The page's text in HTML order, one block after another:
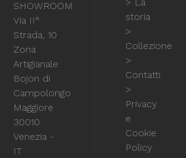
SHOWROOM
Via II°
Strada, 10
Zona
Artigianale
Bojon di
Campolongo
Maggiore
30010
Venezia -
IT
> La
storia
>
Collezione
>
Contatti
>
Privacy
e
Cookie
Policy